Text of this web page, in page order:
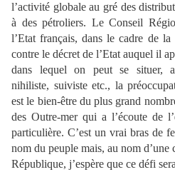
l’activité globale au gré des
à des pétroliers. Le Conseil
l’Etat français, dans le cadre de la
contre le décret de l’Etat auquel il
dans lequel on peut se situer,
nihiliste, suiviste etc., la
est le bien-être du plus grand
des Outre-mer qui a l’écoute de
particulière. C’est un vrai bras de
nom du peuple mais, au nom
République, j’espère que ce défi